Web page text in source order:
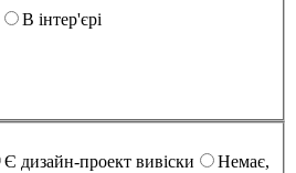
В інтер'єрі
Є дизайн-проект вивіски
Немає,